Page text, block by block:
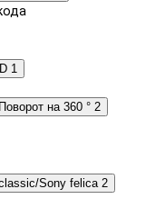
1
Поворот на 360 ° 2
Sony felica 2